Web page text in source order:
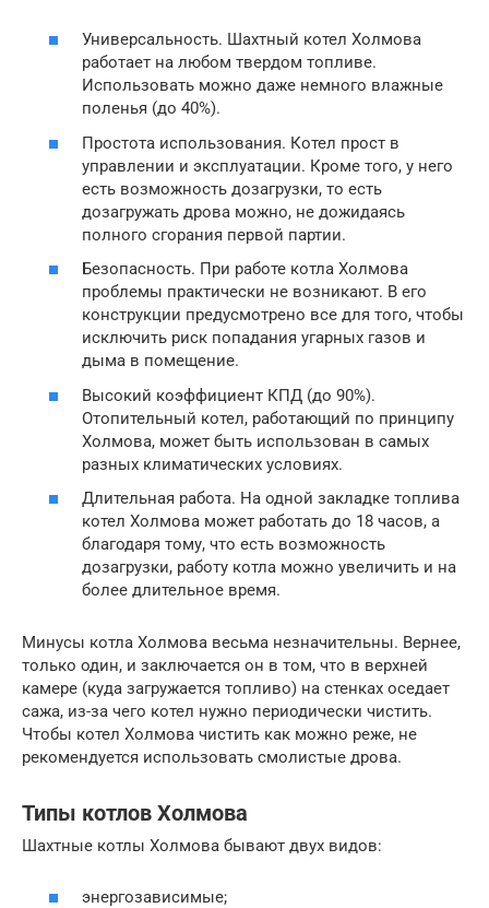
Универсальность. Шахтный котел Холмова
работает на любом твердом топливе.
Использовать можно даже немного влажные
поленья (до 40%).
Простота использования. Котел прост в
управлении и эксплуатации. Кроме того, у него
есть возможность дозагрузки, то есть
дозагружать дрова можно, не дожидаясь
полного сгорания первой партии.
Безопасность. При работе котла Холмова
проблемы практически не возникают. В его
конструкции предусмотрено все для того, чтобы
исключить риск попадания угарных газов и
дыма в помещение.
Высокий коэффициент КПД (до 90%).
Отопительный котел, работающий по принципу
Холмова, может быть использован в самых
разных климатических условиях.
Длительная работа. На одной закладке топлива
котел Холмова может работать до 18 часов, а
благодаря тому, что есть возможность
дозагрузки, работу котла можно увеличить и на
более длительное время.
Минусы котла Холмова весьма незначительны. Вернее,
только один, и заключается он в том, что в верхней
камере (куда загружается топливо) на стенках оседает
сажа, из-за чего котел нужно периодически чистить.
Чтобы котел Холмова чистить как можно реже, не
рекомендуется использовать смолистые дрова.
Типы котлов Холмова
Шахтные котлы Холмова бывают двух видов:
энергозависимые;